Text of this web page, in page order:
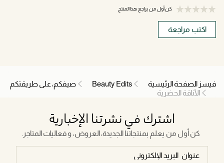
كن أول من يراجع هذا المنتج
اكتب مراجعة
فيسز الصفحة الرئيسية Beauty Edits
صيفكم، على طريقتكم
الأناقة الحضرية
اشترك في نشرتنا الإخبارية
كن أول من يعلم بمنتجاتنا الجديدة، العروض، و فعاليات المتاجر.